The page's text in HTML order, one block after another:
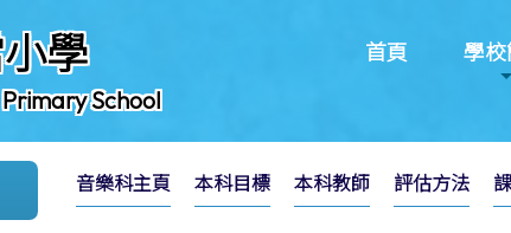
學
Primary School
首頁 學
音樂科主頁 本科目標 本科教師 評估方法